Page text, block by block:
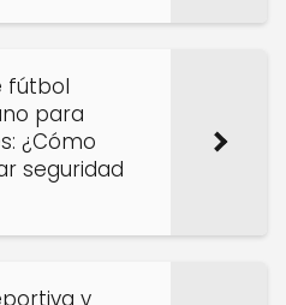
fútbol
para
¿Cómo
seguridad
y